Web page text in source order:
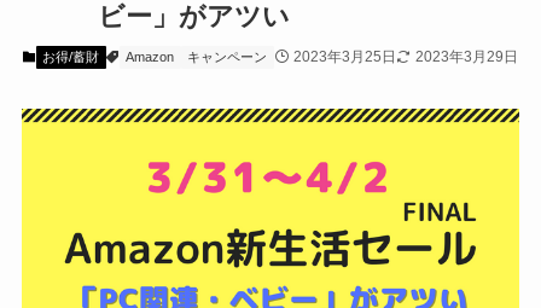
ビー」がアツい
お得/蓄財 Amazon キャンペーン 2023年3月25日 2023年3月29日